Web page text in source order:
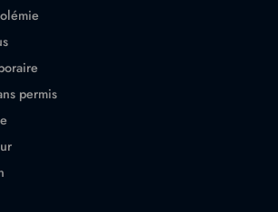
permis